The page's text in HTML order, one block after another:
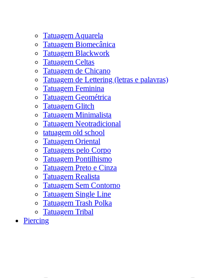
Tatuagem Aquarela
Tatuagem Biomecânica
Tatuagem Blackwork
Tatuagem Celtas
Tatuagem de Chicano
Tatuagem de Lettering (letras e palavras)
Tatuagem Feminina
Tatuagem Geométrica
Tatuagem Glitch
Tatuagem Minimalista
Tatuagem Neotradicional
tatuagem old school
Tatuagem Oriental
Tatuagens pelo Corpo
Tatuagem Pontilhismo
Tatuagem Preto e Cinza
Tatuagem Realista
Tatuagem Sem Contorno
Tatuagem Single Line
Tatuagem Trash Polka
Tatuagem Tribal
Piercing